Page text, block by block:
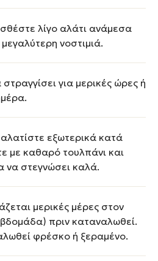
λίγο αλάτι ανάμεσα
νοστιμιά.
για μερικές ώρες ή
εξωτερικά κατά
με καθαρό τουλπάνι και
να στεγνώσει καλά.
μερικές μέρες στον
πριν καταναλωθεί.
φρέσκο ή ξεραμένο.